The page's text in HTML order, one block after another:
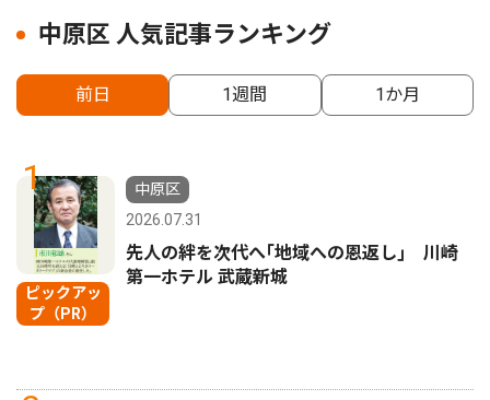
中原区 人気記事ランキング
前日 1週間 1か月
1
ピックアッ
プ（PR）
中原区
2026.07.31
先人の絆を次代へ｢地域への恩返し｣ 川崎
第一ホテル 武蔵新城